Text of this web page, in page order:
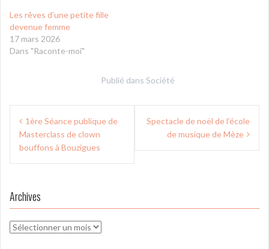
Les rêves d’une petite fille
devenue femme
17 mars 2026
Dans "Raconte-moi"
Publié dans Société
Navigation
de
l’article
1ère Séance publique de
Masterclass de clown
bouffons à Bouzigues
Spectacle de noël de l’école
de musique de Mèze
Archives
Archives